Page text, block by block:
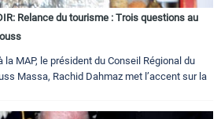
Relance du tourisme : Trois questions au
MAP, le président du Conseil Régional du
Massa, Rachid Dahmaz met l’accent sur la